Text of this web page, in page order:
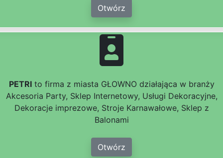
Otwórz
PETRIto firma z miasta GŁOWNO działająca w branży
Akcesoria Party, Sklep Internetowy, Usługi Dekoracyjne,
Dekoracje imprezowe, Stroje Karnawałowe, Sklep z
Balonami
Otwórz